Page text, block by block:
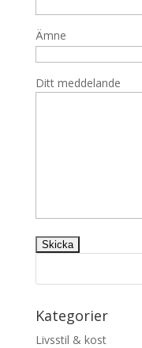
Ämne
Ditt meddelande
Kategorier
Livsstil & kost